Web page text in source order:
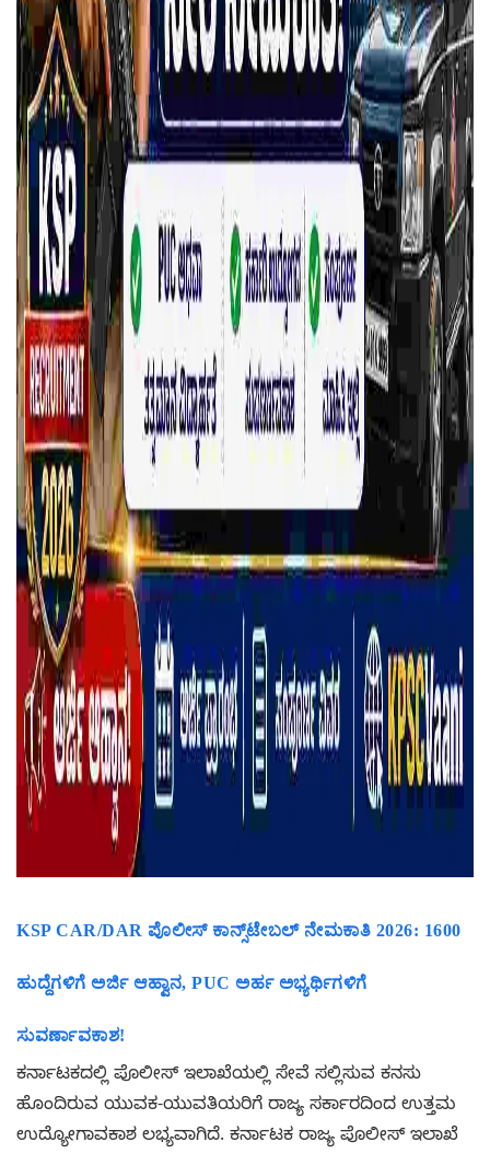
KSP CAR/DAR ಪೊಲೀಸ್ ಕಾನ್ಸ್‌ಟೇಬಲ್ ನೇಮಕಾತಿ 2026: 1600
ಹುದ್ದೆಗಳಿಗೆ ಅರ್ಜಿ ಆಹ್ವಾನ, PUC ಅರ್ಹ ಅಭ್ಯರ್ಥಿಗಳಿಗೆ
ಸುವರ್ಣಾವಕಾಶ!
ಕರ್ನಾಟಕದಲ್ಲಿ ಪೊಲೀಸ್ ಇಲಾಖೆಯಲ್ಲಿ ಸೇವೆ ಸಲ್ಲಿಸುವ ಕನಸು
ಹೊಂದಿರುವ ಯುವಕ-ಯುವತಿಯರಿಗೆ ರಾಜ್ಯ ಸರ್ಕಾರದಿಂದ ಉತ್ತಮ
ಉದ್ಯೋಗಾವಕಾಶ ಲಭ್ಯವಾಗಿದೆ. ಕರ್ನಾಟಕ ರಾಜ್ಯ ಪೊಲೀಸ್ ಇಲಾಖೆ